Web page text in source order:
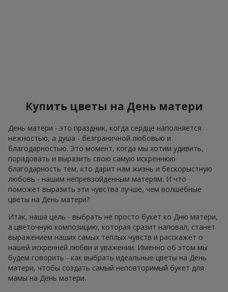
Купить цветы на День матери
День матери - это праздник, когда сердце наполняется
нежностью, а душа - безграничной любовью и
благодарностью. Это момент, когда мы хотим удивить,
порадовать и выразить свою самую искреннюю
благодарность тем, кто дарит нам жизнь и бескорыстную
любовь - нашим непревзойденным матерям. И что
поможет выразить эти чувства лучше, чем волшебные
цветы на День матери?
Итак, наша цель - выбрать не просто букет ко Дню матери,
а цветочную композицию, которая сразит наповал, станет
выражением наших самых теплых чувств и расскажет о
нашей искренней любви и уважении. Именно об этом мы
будем говорить - как выбрать идеальные цветы на День
матери, чтобы создать самый неповторимый букет для
мамы на День матери.